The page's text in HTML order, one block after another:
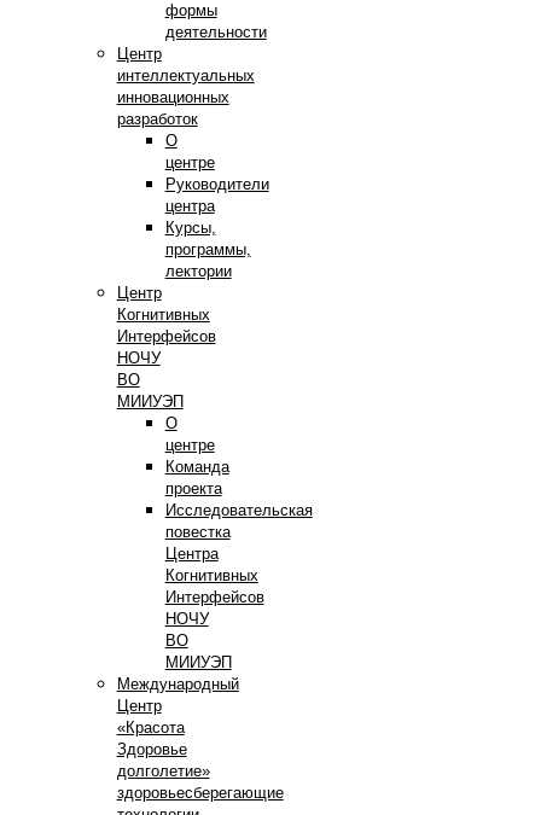
формы
деятельности
Центр
интеллектуальных
инновационных
разработок
О
центре
Руководители
центра
Курсы,
программы,
лектории
Центр
Когнитивных
Интерфейсов
НОЧУ
ВО
МИИУЭП
О
центре
Команда
проекта
Исследовательская
повестка
Центра
Когнитивных
Интерфейсов
НОЧУ
ВО
МИИУЭП
Международный
Центр
«Красота
Здоровье
долголетие»
здоровьесберегающие